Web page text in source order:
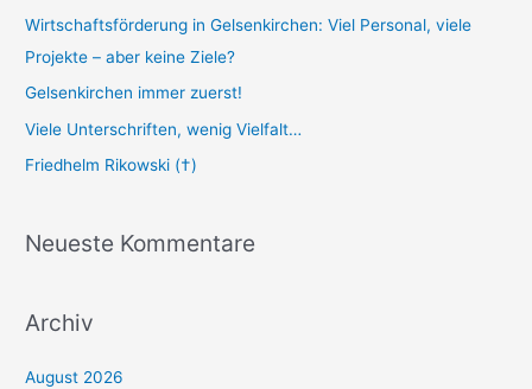
Wirtschaftsförderung in Gelsenkirchen: Viel Personal, viele
Projekte – aber keine Ziele?
Gelsenkirchen immer zuerst!
Viele Unterschriften, wenig Vielfalt…
Friedhelm Rikowski (†)
Neueste Kommentare
Archiv
August 2026